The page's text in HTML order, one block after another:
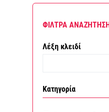
ΦΙΛΤΡΑ
Λέξη κλειδί
Κατηγορία